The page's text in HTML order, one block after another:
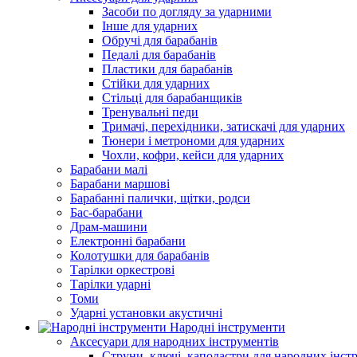
Засоби по догляду за ударними
Інше для ударних
Обручі для барабанів
Педалі для барабанів
Пластики для барабанів
Стійки для ударних
Стільці для барабанщиків
Тренувальні педи
Тримачі, перехідники, затискачі для ударних
Тюнери і метрономи для ударних
Чохли, кофри, кейси для ударних
Барабани малі
Барабани маршові
Барабанні палички, щітки, родси
Бас-барабани
Драм-машини
Електронні барабани
Колотушки для барабанів
Тарілки оркестрові
Тарілки ударні
Томи
Ударні установки акустичні
Народні інструменти
Аксесуари для народних інструментів